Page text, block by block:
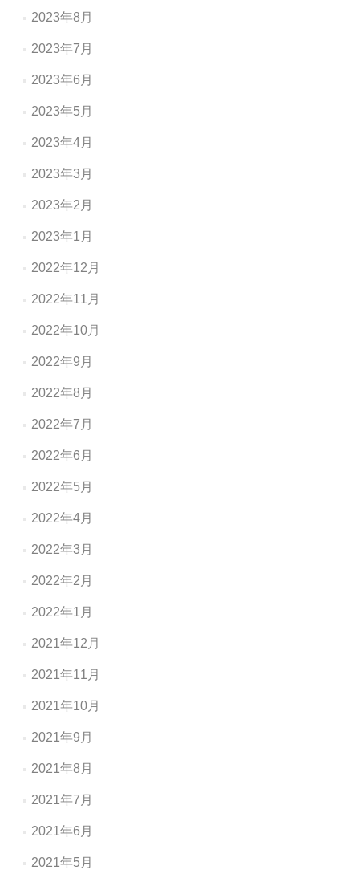
2023年8月
2023年7月
2023年6月
2023年5月
2023年4月
2023年3月
2023年2月
2023年1月
2022年12月
2022年11月
2022年10月
2022年9月
2022年8月
2022年7月
2022年6月
2022年5月
2022年4月
2022年3月
2022年2月
2022年1月
2021年12月
2021年11月
2021年10月
2021年9月
2021年8月
2021年7月
2021年6月
2021年5月